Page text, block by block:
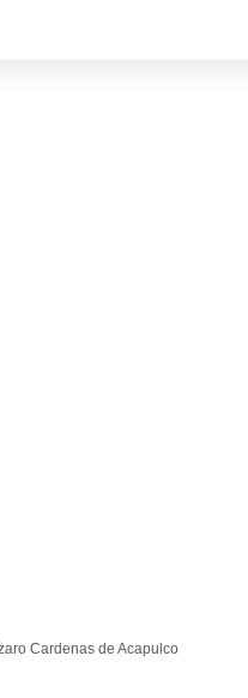
Cardenas de Acapulco